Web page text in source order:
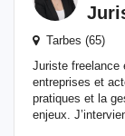
Tarbes (65)
Juriste freelance
entreprises et
pratiques et la
enjeux.